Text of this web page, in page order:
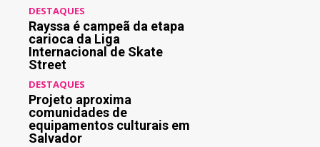
DESTAQUES
Rayssa é campeã da etapa
carioca da Liga
Internacional de Skate
Street
DESTAQUES
Projeto aproxima
comunidades de
equipamentos culturais em
Salvador